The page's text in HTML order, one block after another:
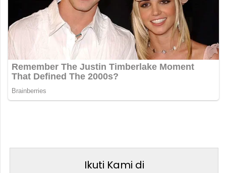
Ikuti Kami di